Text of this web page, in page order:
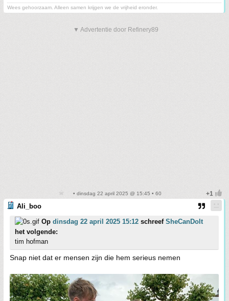
Wees gehoorzaam. Alleen samen krijgen we de vrijheid eronder.
▼ Advertentie door Refinery89
• dinsdag 22 april 2025 @ 15:45 • 60
Ali_boo
Op dinsdag 22 april 2025 15:12 schreef SheCanDoIt
het volgende:
tim hofman
Snap niet dat er mensen zijn die hem serieus nemen